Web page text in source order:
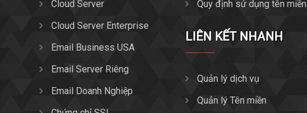
Cloud Server
Cloud Server Enterprise
Email Business USA
Email Server Riêng
Email Doanh Nghiệp
Quy định sử dụng tên miền
LIÊN KẾT NHANH
Quản lý dịch vụ
Quản lý Tên miền